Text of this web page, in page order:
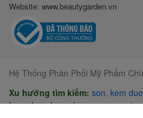
Website: www.beautygarden.vn
Hệ Thống Phân Phối Mỹ Phẩm
Xu hướng tìm kiếm: son, kem
face shop,kem chong nang,mat